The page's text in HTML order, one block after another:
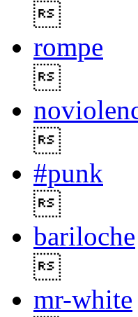
rompe
#punk
bariloche
mr-white